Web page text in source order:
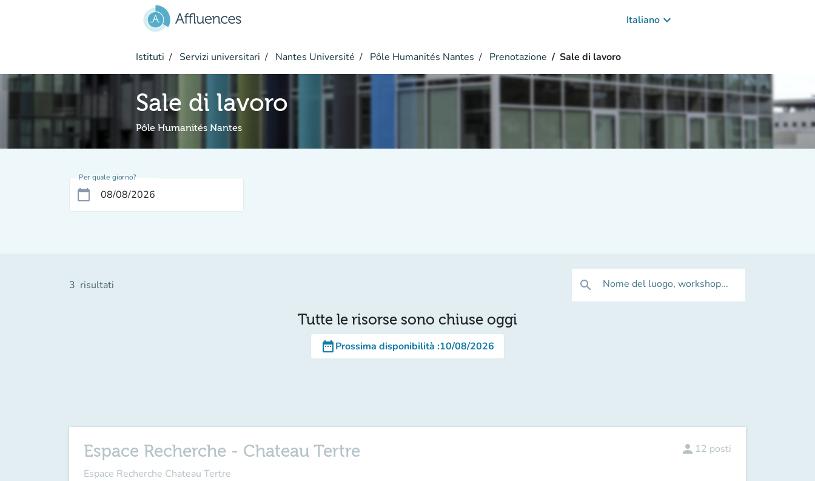
Italiano keyboard_arrow_down
Istituti Servizi universitari Nantes Université Pôle Humanités Nantes Prenotazione Sale di lavoro
Sale di lavoro
Pôle Humanités Nantes
Per quale giorno?
calendar_today
3 risultati search Nome del luogo, workshop...
Tutte le risorse sono chiuse oggi
date_rangeProssima disponibilità :10/08/2026
Espace Recherche - Chateau Tertre
Espace Recherche Chateau Tertre
person 12 posti